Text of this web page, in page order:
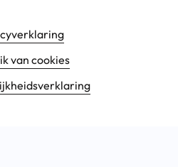
van cookies